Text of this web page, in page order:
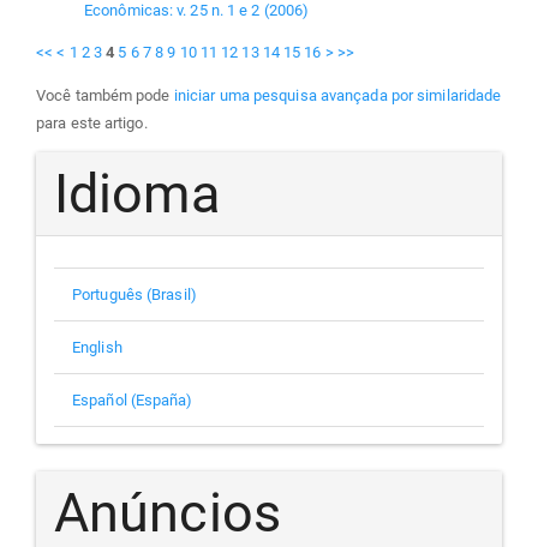
Econômicas: v. 25 n. 1 e 2 (2006)
<< < 1 2 3 4 5 6 7 8 9 10 11 12 13 14 15 16 > >>
Você também pode iniciar uma pesquisa avançada por similaridade
para este artigo.
Idioma
Português (Brasil)
English
Español (España)
Anúncios